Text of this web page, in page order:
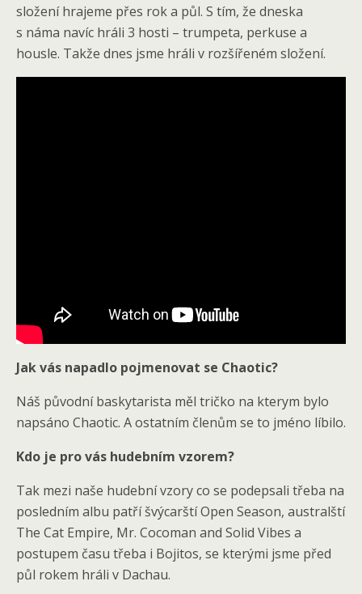
složení hrajeme přes rok a půl. S tím, že dneska
s náma navíc hráli 3 hosti – trumpeta, perkuse a
housle. Takže dnes jsme hráli v rozšířeném složení.
Jak vás napadlo pojmenovat se Chaotic?
Náš původní baskytarista měl tričko na kterym bylo
napsáno Chaotic. A ostatním členům se to jméno líbilo.
Kdo je pro vás hudebním vzorem?
Tak mezi naše hudební vzory co se podepsali třeba na
posledním albu patří švýcarští Open Season, australští
The Cat Empire, Mr. Cocoman and Solid Vibes a
postupem času třeba i Bojitos, se kterými jsme před
půl rokem hráli v Dachau.